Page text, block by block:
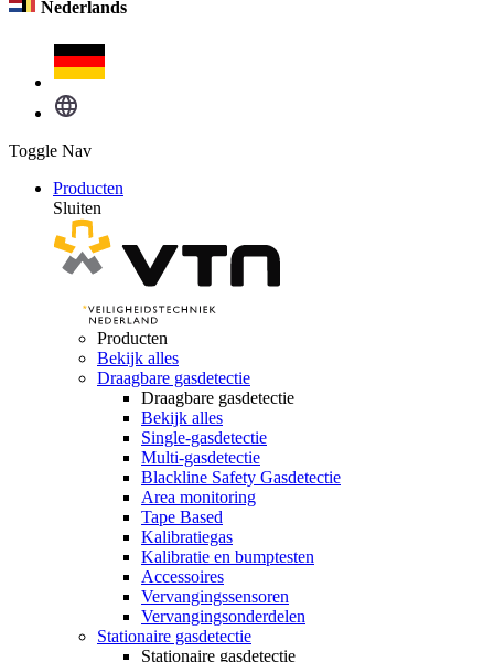
Nederlands
Toggle Nav
Producten
Sluiten
Producten
Bekijk alles
Draagbare gasdetectie
Draagbare gasdetectie
Bekijk alles
Single-gasdetectie
Multi-gasdetectie
Blackline Safety Gasdetectie
Area monitoring
Tape Based
Kalibratiegas
Kalibratie en bumptesten
Accessoires
Vervangingssensoren
Vervangingsonderdelen
Stationaire gasdetectie
Stationaire gasdetectie